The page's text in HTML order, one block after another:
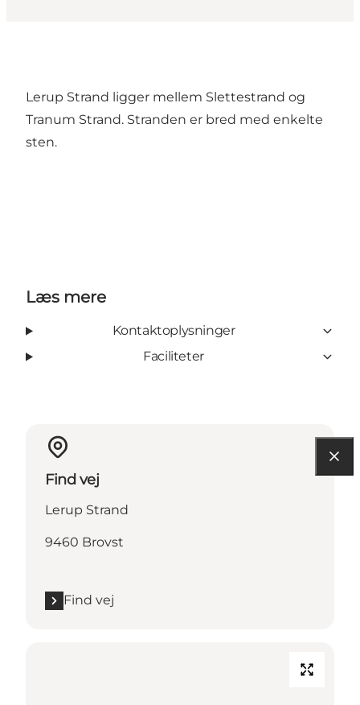
Lerup Strand ligger mellem Slettestrand og
Tranum Strand. Stranden er bred med enkelte
sten.
Læs mere
Kontaktoplysninger
Faciliteter
Find vej
Lerup Strand
9460 Brovst
Find vej